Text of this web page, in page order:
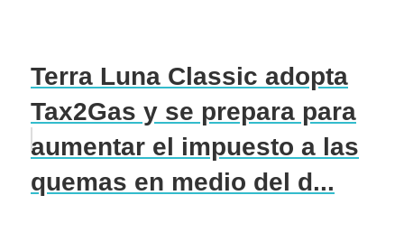
Terra Luna Classic adopta
Tax2Gas y se prepara para
aumentar el impuesto a las
quemas en medio del d...